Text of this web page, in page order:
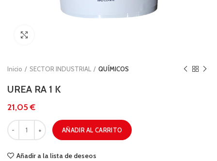
Inicio SECTOR INDUSTRIAL QUÍMICOS
UREA RA 1 K
€
AÑADIR AL CARRITO
Añadir a la lista de deseos